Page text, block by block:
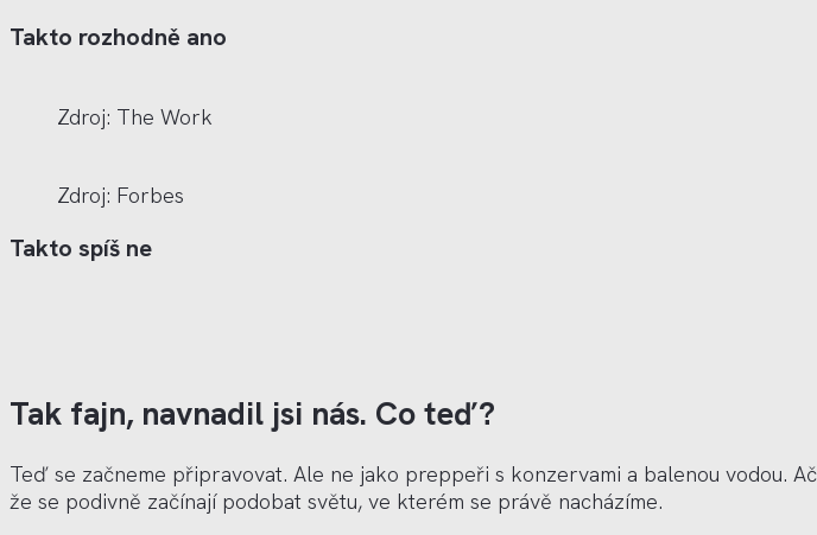
Takto rozhodně ano
Zdroj: The Work
Zdroj: Forbes
Takto spíš ne
Tak fajn, navnadil jsi nás. Co teď?
Teď se začneme připravovat. Ale ne jako preppeři s konzervami a balenou vodou.
že se podivně začínají podobat světu, ve kterém se právě nacházíme.